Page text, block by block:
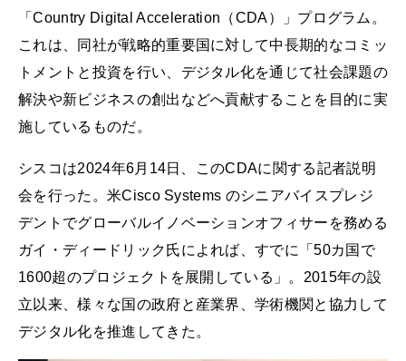
「Country Digital Acceleration（CDA）」プログラム。
これは、同社が戦略的重要国に対して中長期的なコミッ
トメントと投資を行い、デジタル化を通じて社会課題の
解決や新ビジネスの創出などへ貢献することを目的に実
施しているものだ。
シスコは2024年6月14日、このCDAに関する記者説明
会を行った。米Cisco Systems のシニアバイスプレジ
デントでグローバルイノベーションオフィサーを務める
ガイ・ディードリック氏によれば、すでに「50カ国で
1600超のプロジェクトを展開している」。2015年の設
立以来、様々な国の政府と産業界、学術機関と協力して
デジタル化を推進してきた。